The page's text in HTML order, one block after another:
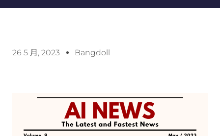
26 5 月, 2023 Bangdoll